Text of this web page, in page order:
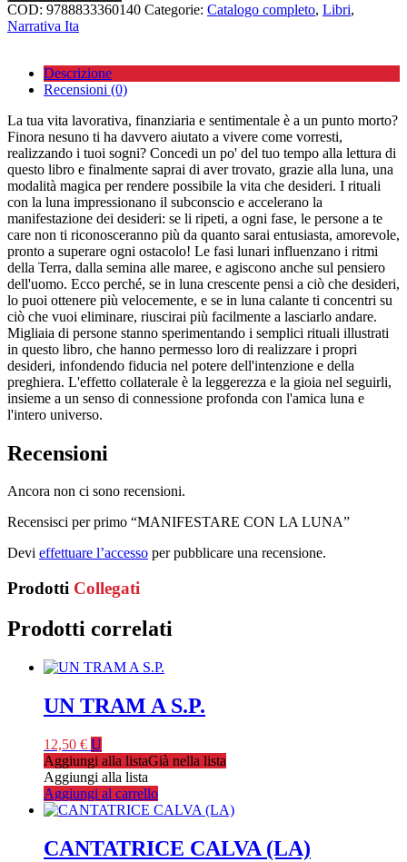
COD: 9788833360140 Categorie: Catalogo completo, Libri,
Narrativa Ita
Descrizione
Recensioni (0)
La tua vita lavorativa, finanziaria e sentimentale è a un punto morto?
Finora nesuno ti ha davvero aiutato a vivere come vorresti,
realizzando i tuoi sogni? Concedi un po' del tuo tempo alla lettura di
questo libro e finalmente saprai di aver trovato, grazie alla luna, una
modalità magica per rendere possibile la vita che desideri. I rituali
con la luna impressionano il subconscio e accelerano la
manifestazione dei desideri: se li ripeti, a ogni fase, le persone a te
care non ti riconosceranno più da quanto sarai entusiasta, amorevole,
pronto a superare ogni ostacolo! Le fasi lunari influenzano i ritmi
della Terra, dalla semina alle maree, e agiscono anche sul pensiero
dell'uomo. Ecco perché, se in luna crescente pensi a ciò che desideri,
lo puoi ottenere più velocemente, e se in luna calante ti concentri su
ciò che vuoi eliminare, riuscirai più facilmente a lasciarlo andare.
Migliaia di persone stanno sperimentando i semplici rituali illustrati
in questo libro, che hanno permesso loro di realizzare i propri
desideri, infondendo fiducia nel potere dell'intenzione e della
preghiera. L'effetto collaterale è la leggerezza e la gioia nel seguirli,
insieme a un senso di connessione profonda con l'amica luna e
l'intero universo.
Recensioni
Ancora non ci sono recensioni.
Recensisci per primo “MANIFESTARE CON LA LUNA”
Devi effettuare l’accesso per pubblicare una recensione.
Prodotti Collegati
Prodotti correlati
UN TRAM A S.P.
12,50 € U
Aggiungi alla listaGià nella lista
Aggiungi alla lista
Aggiungi al carrello
CANTATRICE CALVA (LA)